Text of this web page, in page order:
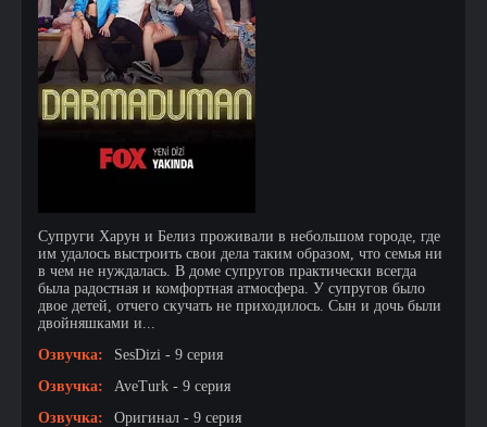
Супруги Харун и Белиз проживали в небольшом городе, где
им удалось выстроить свои дела таким образом, что семья ни
в чем не нуждалась. В доме супругов практически всегда
была радостная и комфортная атмосфера. У супругов было
двое детей, отчего скучать не приходилось. Сын и дочь были
двойняшками и...
Озвучка:
SesDizi - 9 серия
Озвучка:
AveTurk - 9 серия
Озвучка:
Оригинал - 9 серия